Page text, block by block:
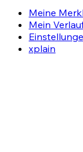
Meine
Mein
xplain